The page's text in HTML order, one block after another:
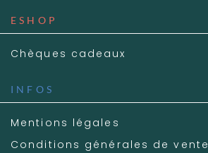
ESHOP
Chèques cadeaux
INFOS
Mentions légales
Conditions générales de vente